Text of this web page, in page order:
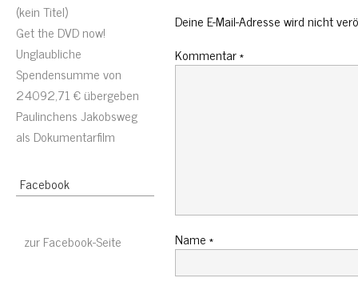
(kein Titel)
Get the DVD now!
Unglaubliche
Spendensumme von
24092,71 € übergeben
Paulinchens Jakobsweg
als Dokumentarfilm
Facebook
zur Facebook-Seite
Deine E-Mail-Adresse wird nicht
Kommentar*
Name*